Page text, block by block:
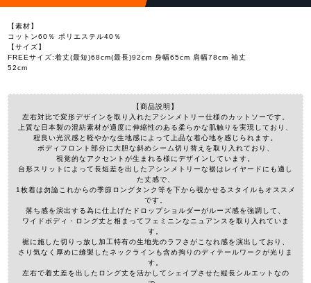
【素材】
コットン60％ ポリエステル40％
【サイズ】
FREEサイズ:着丈(最短)68cm(最長)92cm 身幅65cm 肩幅78cm 袖丈
52cm
【商品説明】
左右対比で変形デザインを取り入れたアシンメトリー仕様のカットソーです。
上質な日本製の混紡素材が適度に伸縮性のある柔らかな肌触りを実現しており、
程良い光沢感と軽やかな生地感によって上品な着心地を感じられます。
ボディフロント部分に大胆な斜めシーム切り替えを取り入れており、
視覚的なアクセントが生まれる様にデザインしています。
台形スリットによって長短差を出したアシンメトリーな裾はレイヤードにも適し
た丈感で、
1枚着は勿論これからの季節ロングタンク等を下から覗かせるスタイルもオススメ
です。
落ち感を演出する為に仕上げたドロップショルダーがルーズ感を強調して、
ワイドボディ・ロング丈と相まってフェミニンなニュアンスを取り入れていま
す。
裾に施した切りっ放し加工特有の生地先のラフさがこなれ感を演出しており、
さり気なく厚めに縫製したネックラインも含め拘りのディテールワークが光りま
す。
左右で着丈差を出したロング丈を活かしてシェイプさせた縦長シルエットなの